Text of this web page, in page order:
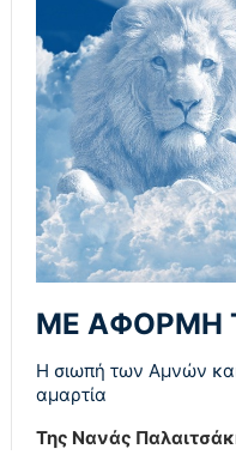
ΜΕ ΑΦΟΡΜΗ
Η σιωπή των Αμνών και
αμαρτία
Της Νανάς